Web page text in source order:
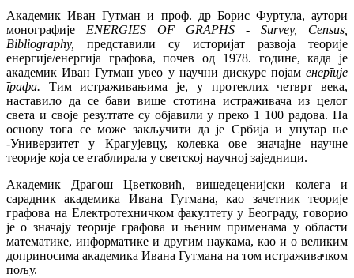
Академик Иван Гутман и проф. др Борис Фуртула, аутори
монографије ENERGIES OF GRAPHS - Survey, Census,
Bibliography, представили су историјат развоја теорије
енергије/енергија графова, почев од 1978. године, када је
академик Иван Гутман увео у научни дискурс појам енергије
графа. Тим истраживањима је, у протеклих четврт века,
наставило да се бави више стотина истраживача из целог
света и своје резултате су објавили у преко 1 100 радова. На
основу тога се може закључити да је Србија и унутар ње
-Универзитет у Крагујевцу, колевка ове значајне научне
теорије која се етаблирала у светској научној заједници.
Академик Драгош Цветковић, вишедеценијски колега и
сарадник академика Ивана Гутмана, као зачетник теорије
графова на Електротехничком факултету у Београду, говорио
је о значају теорије графова и њеним применама у области
математике, информатике и другим наукама, као и о великим
доприносима академика Ивана Гутмана на том истраживачком
пољу.